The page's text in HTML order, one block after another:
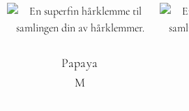
Papaya
M